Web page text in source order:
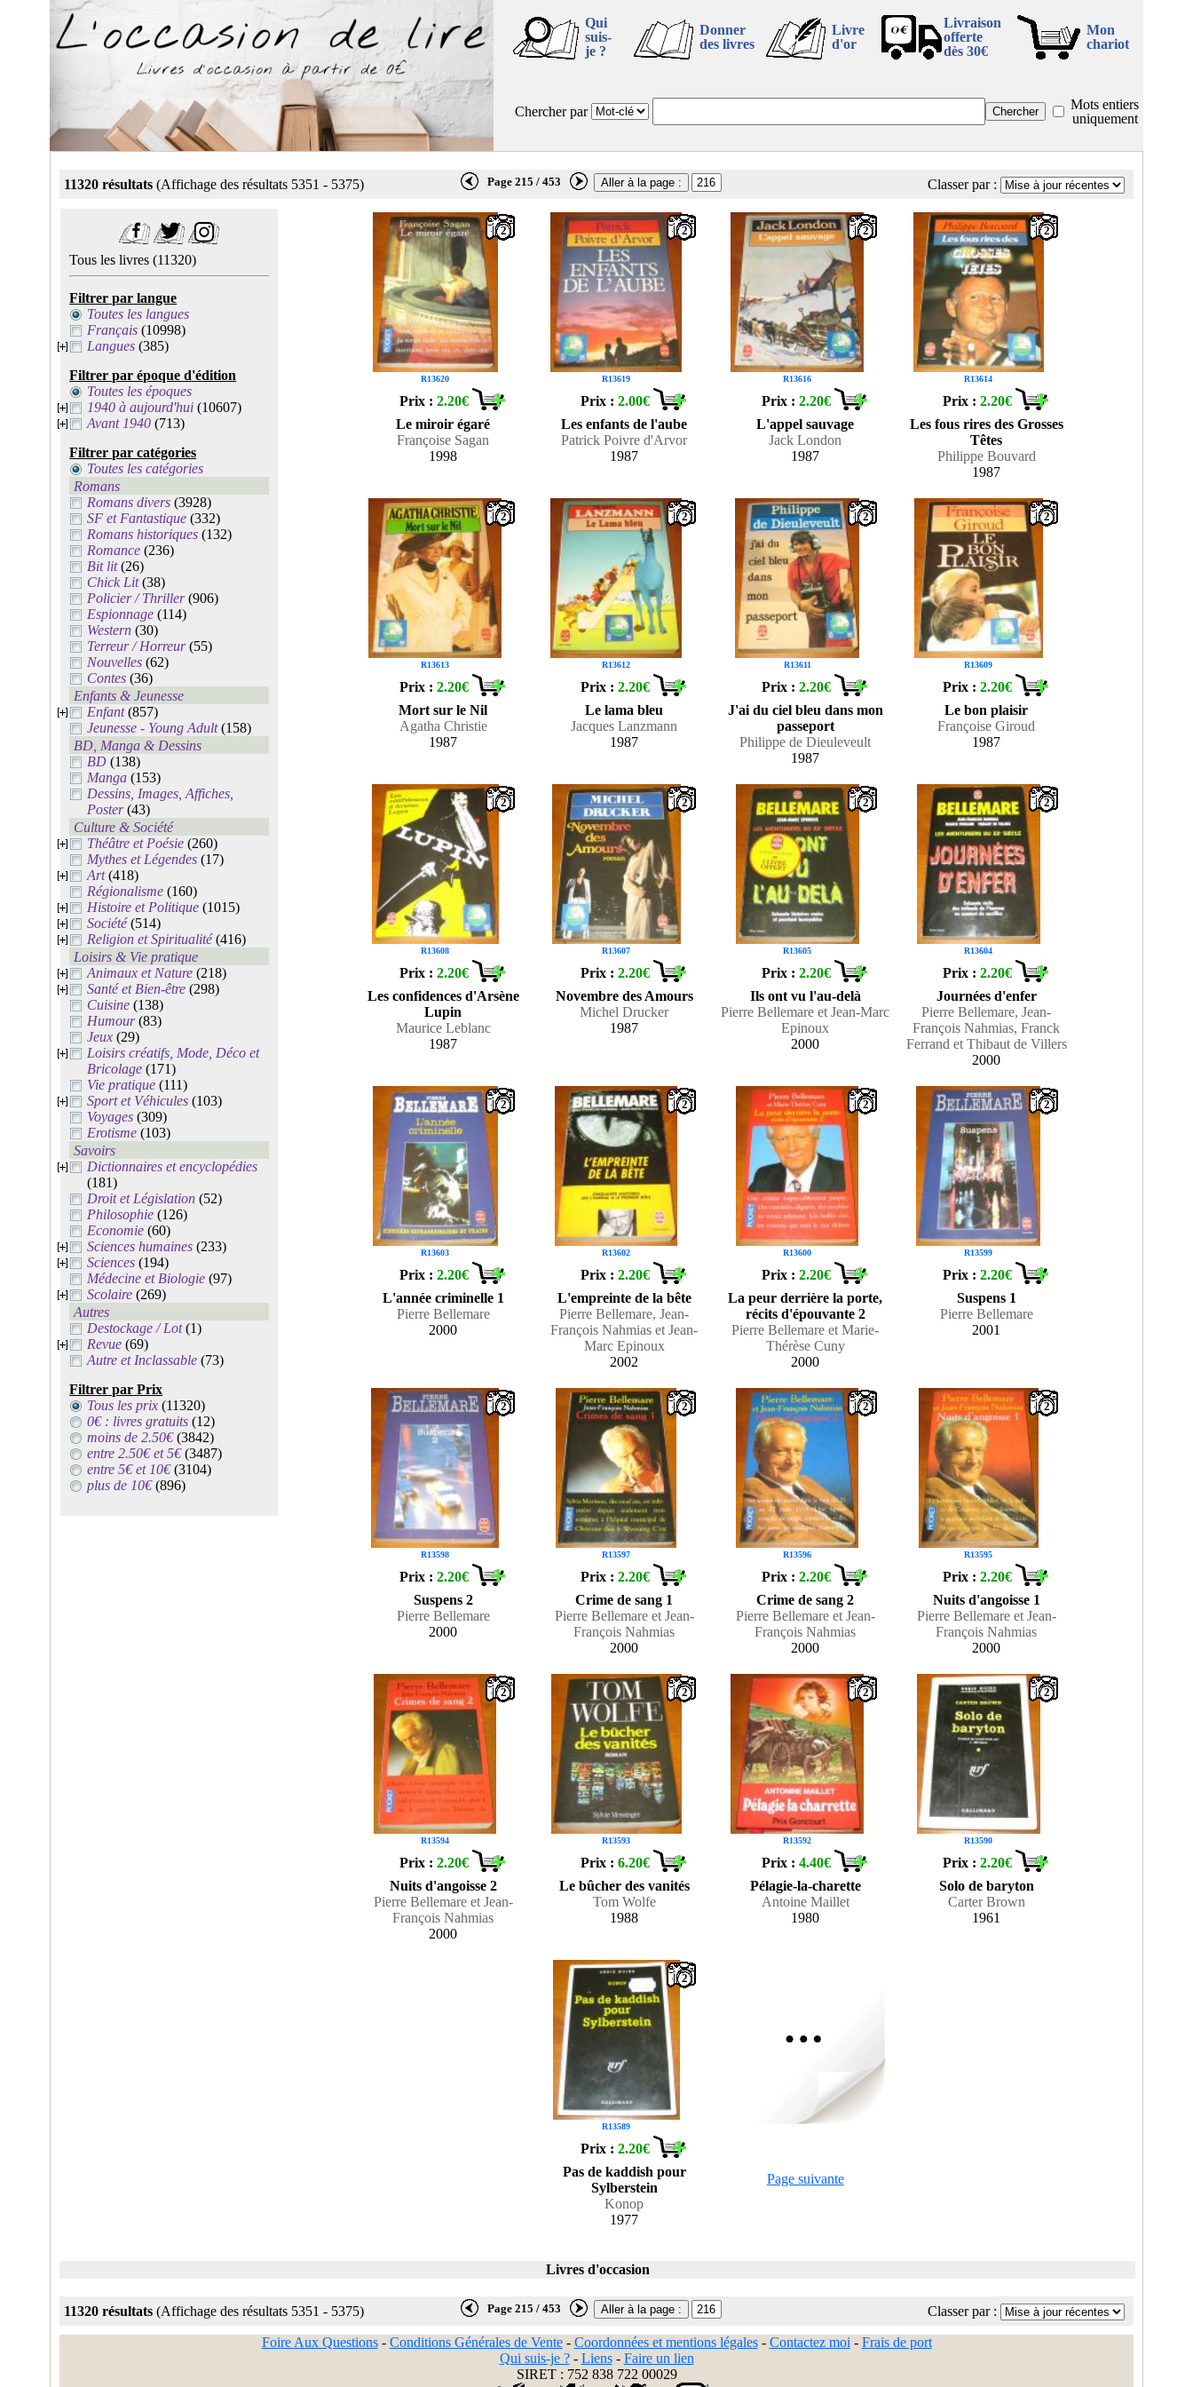
Qui
suis-
je ?
Donner
des livres
Livre
d'or
Livraison
offerte
dès 30€
Mon
chariot
Chercher par
Mots entiers
uniquement
11320 résultats (Affichage des résultats 5351 - 5375) Page 215 / 453 Classer par :
Tous les livres(11320)
Filtrer par langue
Toutes les langues
Français (10998)
Langues (385)
Filtrer par époque d'édition
Toutes les époques
1940 à aujourd'hui (10607)
Avant 1940 (713)
Filtrer par catégories
Toutes les catégories
Romans
Romans divers (3928)
SF et Fantastique (332)
Romans historiques (132)
Romance (236)
Bit lit(26)
Chick Lit(38)
Policier / Thriller(906)
Espionnage (114)
Western (30)
Terreur / Horreur(55)
Nouvelles (62)
Contes (36)
Enfants & Jeunesse
Enfant(857)
Jeunesse - Young Adult(158)
BD, Manga & Dessins
BD (138)
Manga (153)
Dessins, Images, Affiches,
Poster(43)
Culture & Société
Théâtre et Poésie (260)
Mythes et Légendes (17)
Art(418)
Régionalisme (160)
Histoire et Politique (1015)
Société(514)
Religion et Spiritualité(416)
Loisirs & Vie pratique
Animaux et Nature (218)
Santé et Bien-être (298)
Cuisine (138)
Humour(83)
Jeux (29)
Loisirs créatifs, Mode, Déco et
Bricolage (171)
Vie pratique (111)
Sport et Véhicules (103)
Voyages (309)
Erotisme (103)
Savoirs
Dictionnaires et encyclopédies
(181)
Droit et Législation (52)
Philosophie (126)
Economie (60)
Sciences humaines (233)
Sciences (194)
Médecine et Biologie (97)
Scolaire (269)
Autres
Destockage / Lot(1)
Revue (69)
Autre et Inclassable (73)
Filtrer par Prix
Tous les prix(11320)
0€ : livres gratuits (12)
moins de 2.50€(3842)
entre 2.50€ et 5€(3487)
entre 5€ et 10€(3104)
plus de 10€(896)
R13620
2
Prix :2.20€
Le miroir égaré
Françoise Sagan
1998
R13619
2
Prix :2.00€
Les enfants de l'aube
Patrick Poivre d'Arvor
1987
R13616
2
Prix :2.20€
L'appel sauvage
Jack London
1987
R13614
2
Prix :2.20€
Les fous rires des Grosses
Têtes
Philippe Bouvard
1987
R13613
2
Prix :2.20€
Mort sur le Nil
Agatha Christie
1987
R13612
2
Prix :2.20€
Le lama bleu
Jacques Lanzmann
1987
R13611
2
Prix :2.20€
J'ai du ciel bleu dans mon
passeport
Philippe de Dieuleveult
1987
R13609
2
Prix :2.20€
Le bon plaisir
Françoise Giroud
1987
R13608
2
Prix :2.20€
Les confidences d'Arsène
Lupin
Maurice Leblanc
1987
R13607
2
Prix :2.20€
Novembre des Amours
Michel Drucker
1987
R13605
2
Prix :2.20€
Ils ont vu l'au-delà
Pierre Bellemare et Jean-Marc
Epinoux
2000
R13604
2
Prix :2.20€
Journées d'enfer
Pierre Bellemare, Jean-
François Nahmias, Franck
Ferrand et Thibaut de Villers
2000
R13603
2
Prix :2.20€
L'année criminelle 1
Pierre Bellemare
2000
R13602
2
Prix :2.20€
L'empreinte de la bête
Pierre Bellemare, Jean-
François Nahmias et Jean-
Marc Epinoux
2002
R13600
2
Prix :2.20€
La peur derrière la porte,
récits d'épouvante 2
Pierre Bellemare et Marie-
Thérèse Cuny
2000
R13599
2
Prix :2.20€
Suspens 1
Pierre Bellemare
2001
R13598
2
Prix :2.20€
Suspens 2
Pierre Bellemare
2000
R13597
2
Prix :2.20€
Crime de sang 1
Pierre Bellemare et Jean-
François Nahmias
2000
R13596
2
Prix :2.20€
Crime de sang 2
Pierre Bellemare et Jean-
François Nahmias
2000
R13595
2
Prix :2.20€
Nuits d'angoisse 1
Pierre Bellemare et Jean-
François Nahmias
2000
R13594
2
Prix :2.20€
Nuits d'angoisse 2
Pierre Bellemare et Jean-
François Nahmias
2000
R13593
2
Prix :6.20€
Le bûcher des vanités
Tom Wolfe
1988
R13592
2
Prix :4.40€
Pélagie-la-charette
Antoine Maillet
1980
R13590
2
Prix :2.20€
Solo de baryton
Carter Brown
1961
R13589
2
Prix :2.20€
Pas de kaddish pour
Sylberstein
Konop
1977
Page suivante
Livres d'occasion
11320 résultats (Affichage des résultats 5351 - 5375) Page 215 / 453 Classer par :
Foire Aux Questions- Conditions Générales de Vente- Coordonnées et mentions légales- Contactez moi - Frais de port
Qui suis-je ?- Liens- Faire un lien
SIRET : 752 838 722 00029